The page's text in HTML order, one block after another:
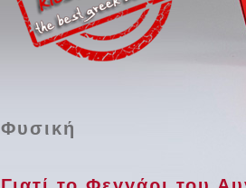
Φυσική